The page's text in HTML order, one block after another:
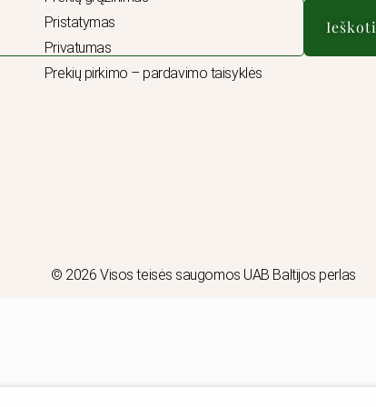
Ieškoti
Pristatymas
Privatumas
Prekių pirkimo – pardavimo taisyklės
© 2026 Visos teisės saugomos UAB Baltijos perlas